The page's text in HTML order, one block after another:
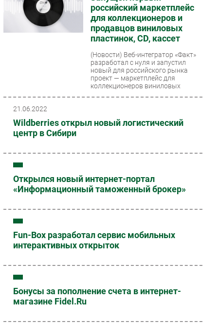
российский маркетплейс
для коллекционеров и
продавцов виниловых
пластинок, СD, кассет
(Новости) Веб-интегратор «Факт»
разработал с нуля и запустил
новый для российского рынка
проект — маркетплейс для
коллекционеров виниловых
21.06.2022
Wildberries открыл новый логистический
центр в Сибири
Открылся новый интернет-портал
«Информационный таможенный брокер»
Fun-Box разработал сервис мобильных
интерактивных открыток
Бонусы за пополнение счета в интернет-
магазине Fidel.Ru